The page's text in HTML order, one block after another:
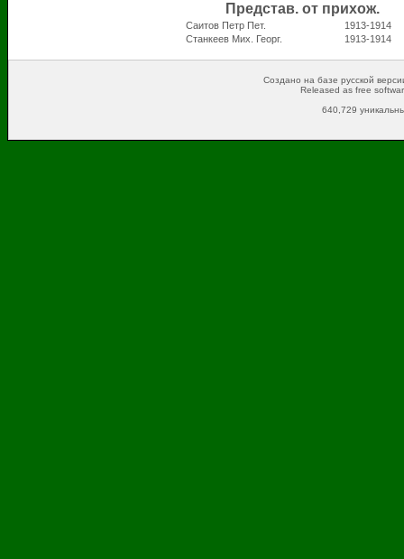
Представ. от прихож.
Саитов Петр Пет.
1913-1914
Станкеев Мих. Георг.
1913-1914
Создано на базе русской
Released as free
640,729